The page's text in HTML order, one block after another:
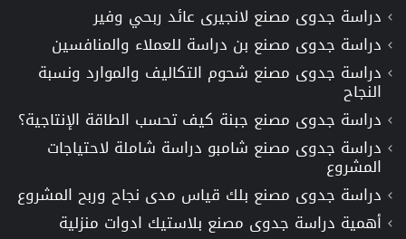
دراسة جدوى مصنع لانجيرى عائد ربحي وفير
دراسة جدوى مصنع بن دراسة للعملاء والمنافسين
دراسة جدوى مصنع شحوم التكاليف والموارد ونسبة
النجاح
دراسة جدوى مصنع جبنة كيف تحسب الطاقة الإنتاجية؟
دراسة جدوى مصنع شامبو دراسة شاملة لاحتياجات
المشروع
دراسة جدوى مصنع بلك قياس مدى نجاح وربح المشروع
أهمية دراسة جدوى مصنع بلاستيك ادوات منزلية